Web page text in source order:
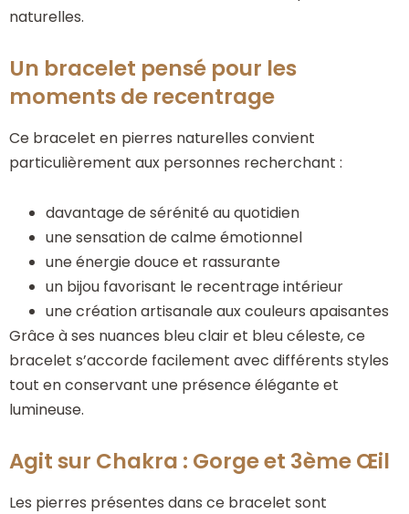
naturelles.
Un bracelet pensé pour les
moments de recentrage
Ce bracelet en pierres naturelles convient
particulièrement aux personnes recherchant :
davantage de sérénité au quotidien
une sensation de calme émotionnel
une énergie douce et rassurante
un bijou favorisant le recentrage intérieur
une création artisanale aux couleurs apaisantes
Grâce à ses nuances bleu clair et bleu céleste, ce
bracelet s’accorde facilement avec différents styles
tout en conservant une présence élégante et
lumineuse.
Agit sur Chakra : Gorge et 3ème Œil
Les pierres présentes dans ce bracelet sont